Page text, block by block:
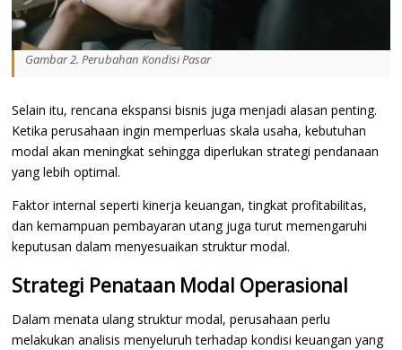
Gambar 2. Perubahan Kondisi Pasar
Selain itu, rencana ekspansi bisnis juga menjadi alasan penting.
Ketika perusahaan ingin memperluas skala usaha, kebutuhan
modal akan meningkat sehingga diperlukan strategi pendanaan
yang lebih optimal.
Faktor internal seperti kinerja keuangan, tingkat profitabilitas,
dan kemampuan pembayaran utang juga turut memengaruhi
keputusan dalam menyesuaikan struktur modal.
Strategi Penataan Modal Operasional
Dalam menata ulang struktur modal, perusahaan perlu
melakukan analisis menyeluruh terhadap kondisi keuangan yang